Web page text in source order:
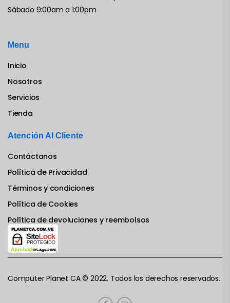
Sábado 9:00am a 1:00pm
Menu
Inicio
Nosotros
Servicios
Tienda
Atención Al Cliente
Contáctanos
Política de Privacidad
Términos y condiciones
Política de Cookies
Política de devoluciones y reembolsos
Computer Planet CA © 2022. Todos los derechos reservados.